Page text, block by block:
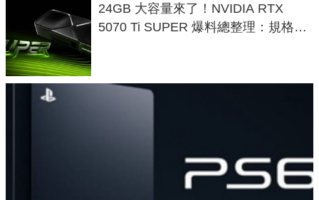
24GB 大容量來了！NVIDIA RTX
5070 Ti SUPER 爆料總整理：規格、